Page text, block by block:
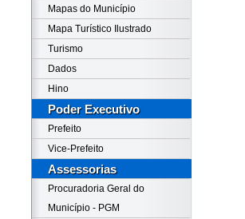
Mapas do Município
Mapa Turístico Ilustrado
Turismo
Dados
Hino
Poder Executivo
Prefeito
Vice-Prefeito
Assessorias
Procuradoria Geral do
Município - PGM